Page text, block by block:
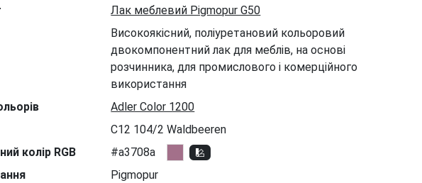
Лак меблевий Pigmopur G50
Високоякісний, поліуретановий кольоровий
двокомпонентний лак для меблів, на основі
розчинника, для промислового і комерційного
використання
Adler Color 1200
C12 104/2 Waldbeeren
колір RGB
#a3708a
Pigmopur